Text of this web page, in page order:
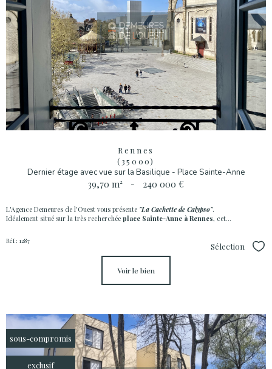
Rennes
(35000)
Dernier étage avec vue sur la Basilique - Place Sainte-Anne
39,70 m² - 240 000 €
L'Agence Demeures de l'Ouest vous présente "La Cachette de Calypso".
Idéalement situé sur la très recherchée place Sainte-Anne à Rennes, cet...
Réf : 1287
Sélection
voir le bien
sous-compromis
exclusif